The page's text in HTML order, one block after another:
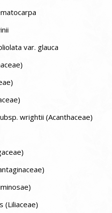
var. glauca
wrightii (Acanthaceae)
(Liliaceae)